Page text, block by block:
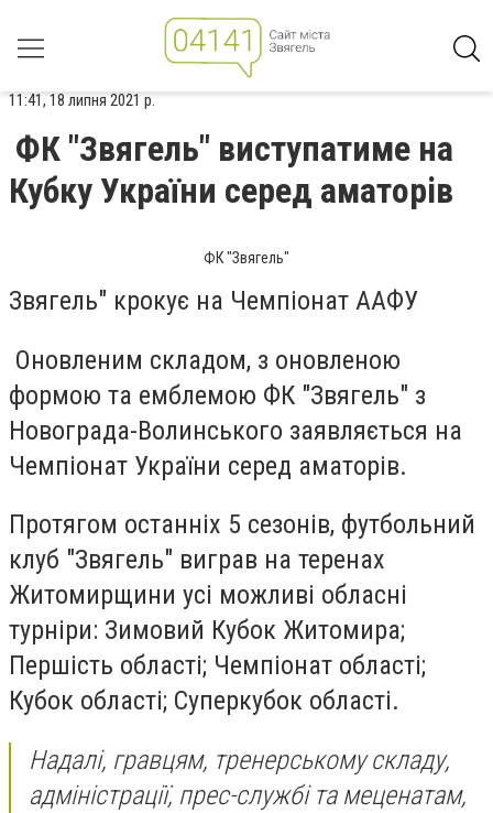
11:41, 18 липня 2021 р.
ФК "Звягель" виступатиме на
Кубку України серед аматорів
ФК "Звягель"
Звягель" крокує на Чемпіонат ААФУ
Оновленим складом, з оновленою
формою та емблемою ФК "Звягель" з
Новограда-Волинського заявляється на
Чемпіонат України серед аматорів.
Протягом останніх 5 сезонів, футбольний
клуб "Звягель" виграв на теренах
Житомирщини усі можливі обласні
турніри: Зимовий Кубок Житомира;
Першість області; Чемпіонат області;
Кубок області; Суперкубок області.
Надалі, гравцям, тренерському складу,
адміністрації, прес-службі та меценатам,